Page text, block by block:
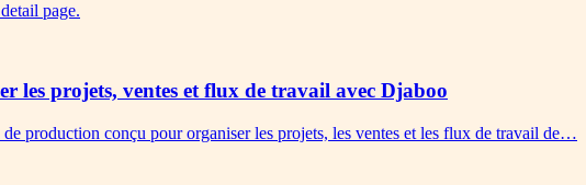
page.
les projets, ventes et flux de travail avec Djaboo
production conçu pour organiser les projets, les ventes et les flux de travail de…